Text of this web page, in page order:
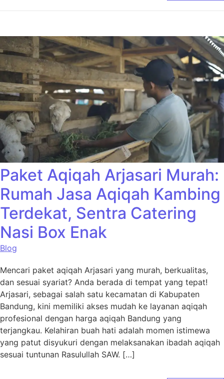
Paket Aqiqah Arjasari Murah:
Rumah Jasa Aqiqah Kambing
Terdekat, Sentra Catering
Nasi Box Enak
Blog
Mencari paket aqiqah Arjasari yang murah, berkualitas,
dan sesuai syariat? Anda berada di tempat yang tepat!
Arjasari, sebagai salah satu kecamatan di Kabupaten
Bandung, kini memiliki akses mudah ke layanan aqiqah
profesional dengan harga aqiqah Bandung yang
terjangkau. Kelahiran buah hati adalah momen istimewa
yang patut disyukuri dengan melaksanakan ibadah aqiqah
sesuai tuntunan Rasulullah SAW. […]